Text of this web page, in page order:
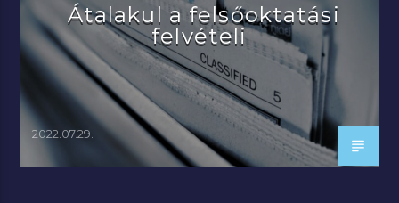
Átalakul a felsőoktatási
felvételi
2022.07.29.